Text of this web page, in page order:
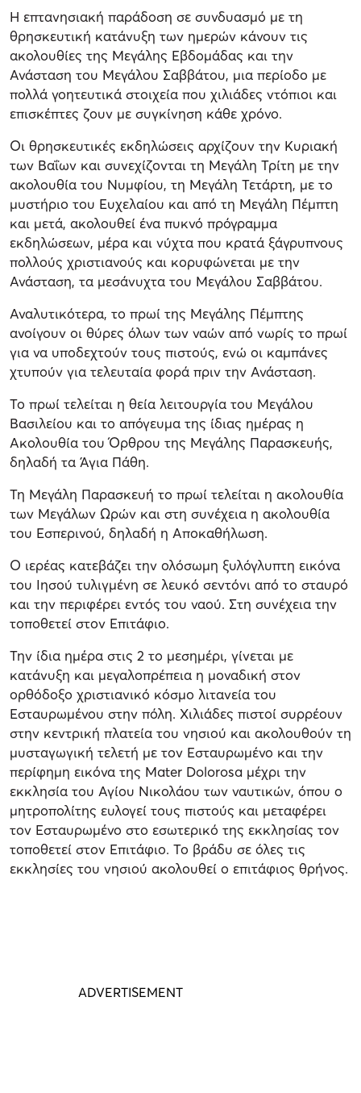
Η επτανησιακή παράδοση σε συνδυασμό με τη
θρησκευτική κατάνυξη των ημερών κάνουν τις
ακολουθίες της Μεγάλης Εβδομάδας και την
Ανάσταση του Μεγάλου Σαββάτου, μια περίοδο με
πολλά γοητευτικά στοιχεία που χιλιάδες ντόπιοι και
επισκέπτες ζουν με συγκίνηση κάθε χρόνο.
Οι θρησκευτικές εκδηλώσεις αρχίζουν την Κυριακή
των Βαΐων και συνεχίζονται τη Μεγάλη Τρίτη με την
ακολουθία του Νυμφίου, τη Μεγάλη Τετάρτη, με το
μυστήριο του Ευχελαίου και από τη Μεγάλη Πέμπτη
και μετά, ακολουθεί ένα πυκνό πρόγραμμα
εκδηλώσεων, μέρα και νύχτα που κρατά ξάγρυπνους
πολλούς χριστιανούς και κορυφώνεται με την
Ανάσταση, τα μεσάνυχτα του Μεγάλου Σαββάτου.
Αναλυτικότερα, το πρωί της Μεγάλης Πέμπτης
ανοίγουν οι θύρες όλων των ναών από νωρίς το πρωί
για να υποδεχτούν τους πιστούς, ενώ οι καμπάνες
χτυπούν για τελευταία φορά πριν την Ανάσταση.
Το πρωί τελείται η θεία λειτουργία του Μεγάλου
Βασιλείου και το απόγευμα της ίδιας ημέρας η
Ακολουθία του Όρθρου της Μεγάλης Παρασκευής,
δηλαδή τα Άγια Πάθη.
Τη Μεγάλη Παρασκευή το πρωί τελείται η ακολουθία
των Μεγάλων Ωρών και στη συνέχεια η ακολουθία
του Εσπερινού, δηλαδή η Αποκαθήλωση.
Ο ιερέας κατεβάζει την ολόσωμη ξυλόγλυπτη εικόνα
του Ιησού τυλιγμένη σε λευκό σεντόνι από το σταυρό
και την περιφέρει εντός του ναού. Στη συνέχεια την
τοποθετεί στον Επιτάφιο.
Την ίδια ημέρα στις 2 το μεσημέρι, γίνεται με
κατάνυξη και μεγαλοπρέπεια η μοναδική στον
ορθόδοξο χριστιανικό κόσμο λιτανεία του
Εσταυρωμένου στην πόλη. Χιλιάδες πιστοί συρρέουν
στην κεντρική πλατεία του νησιού και ακολουθούν τη
μυσταγωγική τελετή με τον Εσταυρωμένο και την
περίφημη εικόνα της Mater Dolorosa μέχρι την
εκκλησία του Αγίου Νικολάου των ναυτικών, όπου ο
μητροπολίτης ευλογεί τους πιστούς και μεταφέρει
τον Εσταυρωμένο στο εσωτερικό της εκκλησίας τον
τοποθετεί στον Επιτάφιο. Το βράδυ σε όλες τις
εκκλησίες του νησιού ακολουθεί ο επιτάφιος θρήνος.